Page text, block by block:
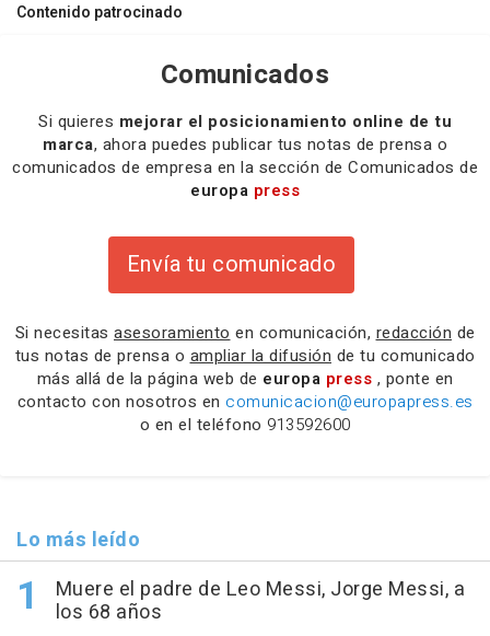
Contenido patrocinado
Comunicados
Si quieres mejorar el posicionamiento online de tu
marca, ahora puedes publicar tus notas de prensa o
comunicados de empresa en la sección de Comunicados de
europa press
Envía tu comunicado
Si necesitas asesoramiento en comunicación, redacción de
tus notas de prensa o ampliar la difusión de tu comunicado
más allá de la página web de europa press , ponte en
contacto con nosotros en comunicacion@europapress.es
o en el teléfono 913592600
Lo más leído
Muere el padre de Leo Messi, Jorge Messi, a
los 68 años